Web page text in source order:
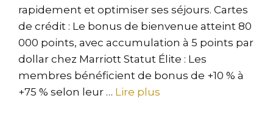
rapidement et optimiser ses séjours. Cartes
de crédit : Le bonus de bienvenue atteint 80
000 points, avec accumulation à 5 points par
dollar chez Marriott Statut Élite : Les
membres bénéficient de bonus de +10 % à
+75 % selon leur … Lire plus